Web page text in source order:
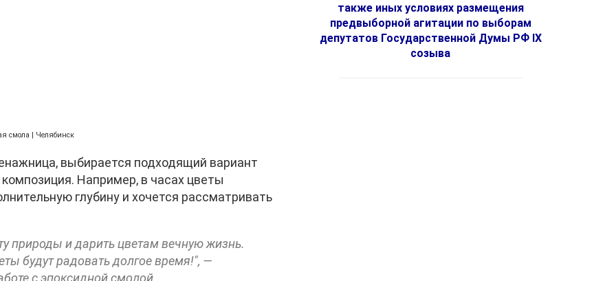
смола | Челябинск
выбирается подходящий вариант
Например, в часах цветы
глубину и хочется рассматривать
природы и дарить цветам вечную жизнь.
будут радовать долгое время!", —
с эпоксидной смолой
также иных условиях размещения
предвыборной агитации по выборам
депутатов Государственной Думы РФ IX
созыва